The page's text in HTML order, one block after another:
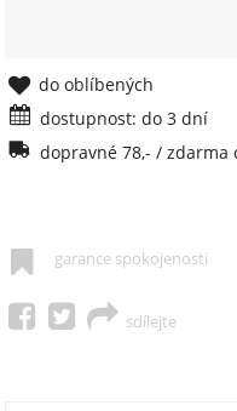
do oblíbených
dostupnost: do 3 dní
dopravné 78,- / zdarma
garance spokojenosti
sdílejte